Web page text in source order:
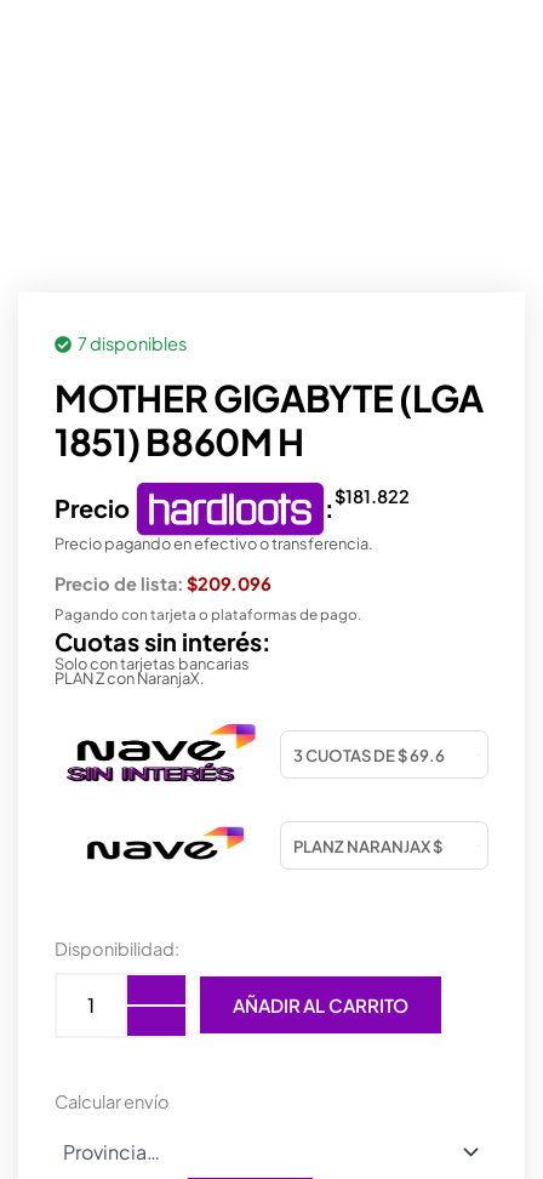
7 disponibles
MOTHER GIGABYTE (LGA
1851) B860M H
Precio :$181.822
Precio pagando en efectivo o transferencia.
Precio de lista: $209.096
Pagando con tarjeta o plataformas de pago.
Cuotas sin interés:
Solo con tarjetas bancarias
PLAN Z con NaranjaX.
Disponibilidad:
MOTHER
(LGA
1851)
cantidad
AÑADIR AL CARRITO
Calcular envío